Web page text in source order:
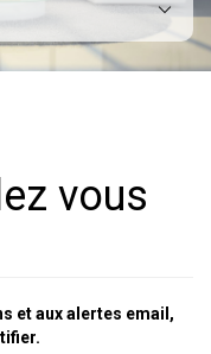
et aux alertes email,